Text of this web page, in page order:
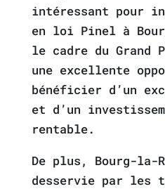
intéressant pour
en loi Pinel à
le cadre du Grand
une excellente
bénéficier d’un
et d’un
rentable.
De plus, Bourg-la-
desservie par les